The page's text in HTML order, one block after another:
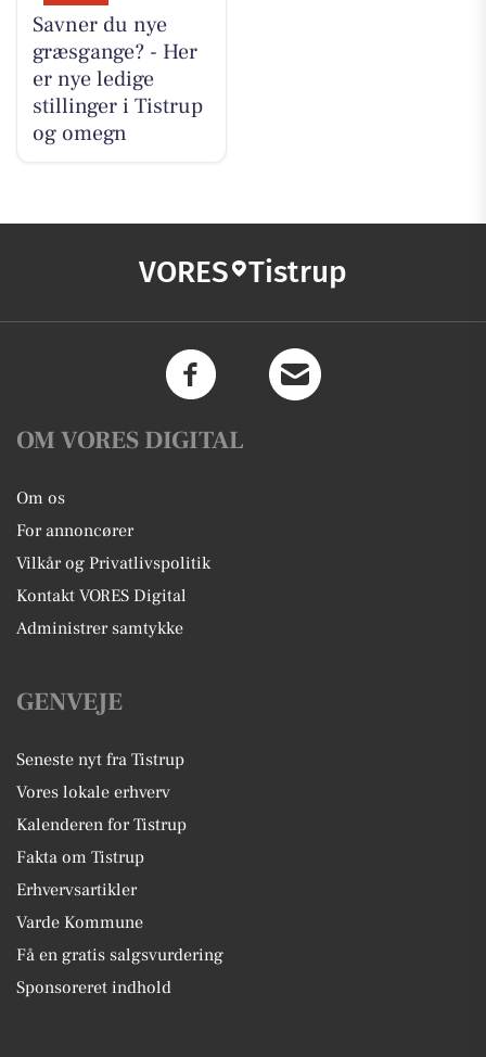
Savner du nye
græsgange? - Her
er nye ledige
stillinger i Tistrup
og omegn
VORES Tistrup
OM VORES DIGITAL
Om os
For annoncører
Vilkår og Privatlivspolitik
Kontakt VORES Digital
Administrer samtykke
GENVEJE
Seneste nyt fra Tistrup
Vores lokale erhverv
Kalenderen for Tistrup
Fakta om Tistrup
Erhvervsartikler
Varde Kommune
Få en gratis salgsvurdering
Sponsoreret indhold